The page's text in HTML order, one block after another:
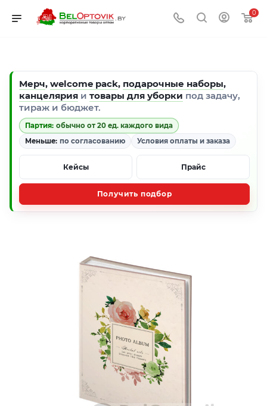
0
Мерч, welcome pack, подарочные наборы,
канцелярия и товары для уборки под задачу,
тираж и бюджет.
Партия: обычно от 20 ед. каждого вида
Меньше: по согласованию Условия оплаты и заказа
Кейсы Прайс
Получить подбор